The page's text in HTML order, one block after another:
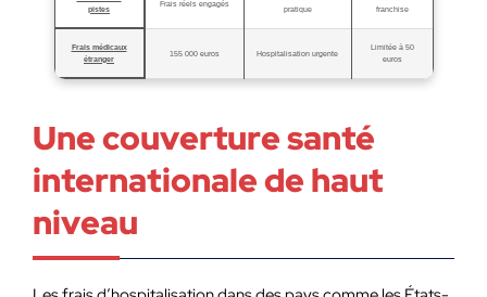
pistes
Frais réels engagés
pratique
franchise
Frais médicaux
étranger
155 000 euros Hospitalisation urgente
Limitée à 50
euros
Une couverture santé
internationale de haut
niveau